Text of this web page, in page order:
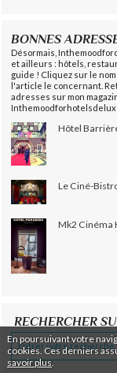
En poursuivant votre
cookies. Ces derniers
savoir plus.
BONNES
Désormais,
et ailleurs : hôtels,
guide ! Cliquez sur le
l'article le concernant.
adresses sur mon
Hôtel
Le Ciné-
Mk2 Cinéma
RECHERCHER